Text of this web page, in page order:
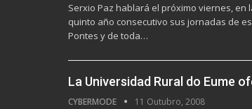
Serxio Paz hablará el próximo viernes, en
quinto año consecutivo sus jornadas de
Pontes y de toda…
La Universidad Rural do Eume
CYBERMODE 11 Outubro, 2008